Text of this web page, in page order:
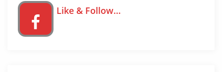
Like & Follow…